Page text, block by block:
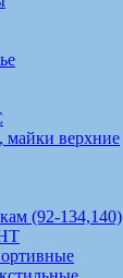
верхние
(92-134,140)